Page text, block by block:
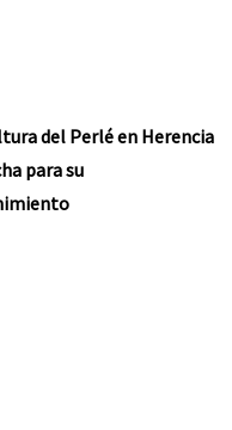
del Perlé en Herencia
para su